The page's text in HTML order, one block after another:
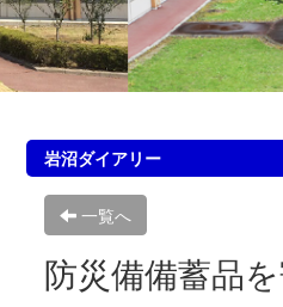
岩沼ダイアリー
一覧へ
防災備備蓄品